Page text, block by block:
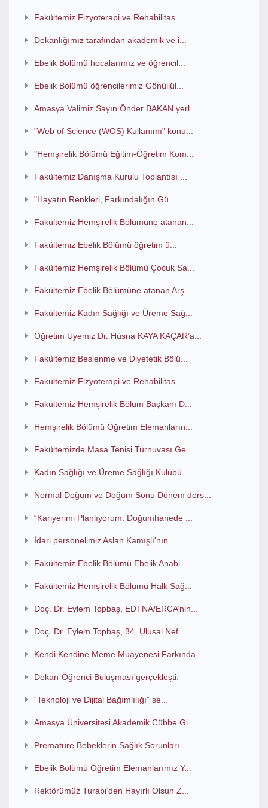
Fakültemiz Fizyoterapi ve Rehabilitas...
Dekanlığımız tarafından akademik ve i...
Ebelik Bölümü hocalarımız ve öğrencil...
Ebelik Bölümü öğrencilerimiz Gönüllül...
Amasya Valimiz Sayın Önder BAKAN yerl...
"Web of Science (WOS) Kullanımı" konu...
"Hemşirelik Bölümü Eğitim-Öğretim Kom...
Fakültemiz Danışma Kurulu Toplantısı ...
"Hayatın Renkleri, Farkındalığın Gü...
Fakültemiz Hemşirelik Bölümüne atanan...
Fakültemiz Ebelik Bölümü öğretim ü...
Fakültemiz Hemşirelik Bölümü Çocuk Sa...
Fakültemiz Ebelik Bölümüne atanan Arş...
Fakültemiz Kadın Sağlığı ve Üreme Sağ...
Öğretim Üyemiz Dr. Hüsna KAYA KAÇAR’a...
Fakültemiz Beslenme ve Diyetetik Bölü...
Fakültemiz Fizyoterapi ve Rehabilitas...
Fakültemiz Hemşirelik Bölüm Başkanı D...
Hemşirelik Bölümü Öğretim Elemanların...
Fakültemizde Masa Tenisi Turnuvası Ge...
Kadın Sağlığı ve Üreme Sağlığı Kulübü...
Normal Doğum ve Doğum Sonu Dönem ders...
“Kariyerimi Planlıyorum: Doğumhanede ...
İdari personelimiz Aslan Kamışlı'nın ...
Fakültemiz Ebelik Bölümü Ebelik Anabi...
Fakültemiz Hemşirelik Bölümü Halk Sağ...
Doç. Dr. Eylem Topbaş, EDTNA/ERCA’nin...
Doç. Dr. Eylem Topbaş, 34. Ulusal Nef...
Kendi Kendine Meme Muayenesi Farkında...
Dekan-Öğrenci Buluşması gerçekleşti.
“Teknoloji ve Dijital Bağımlılığı” se...
Amasya Üniversitesi Akademik Cübbe Gi...
Prematüre Bebeklerin Sağlık Sorunları...
Ebelik Bölümü Öğretim Elemanlarımız Y...
Rektörümüz Turabi’den Hayırlı Olsun Z...